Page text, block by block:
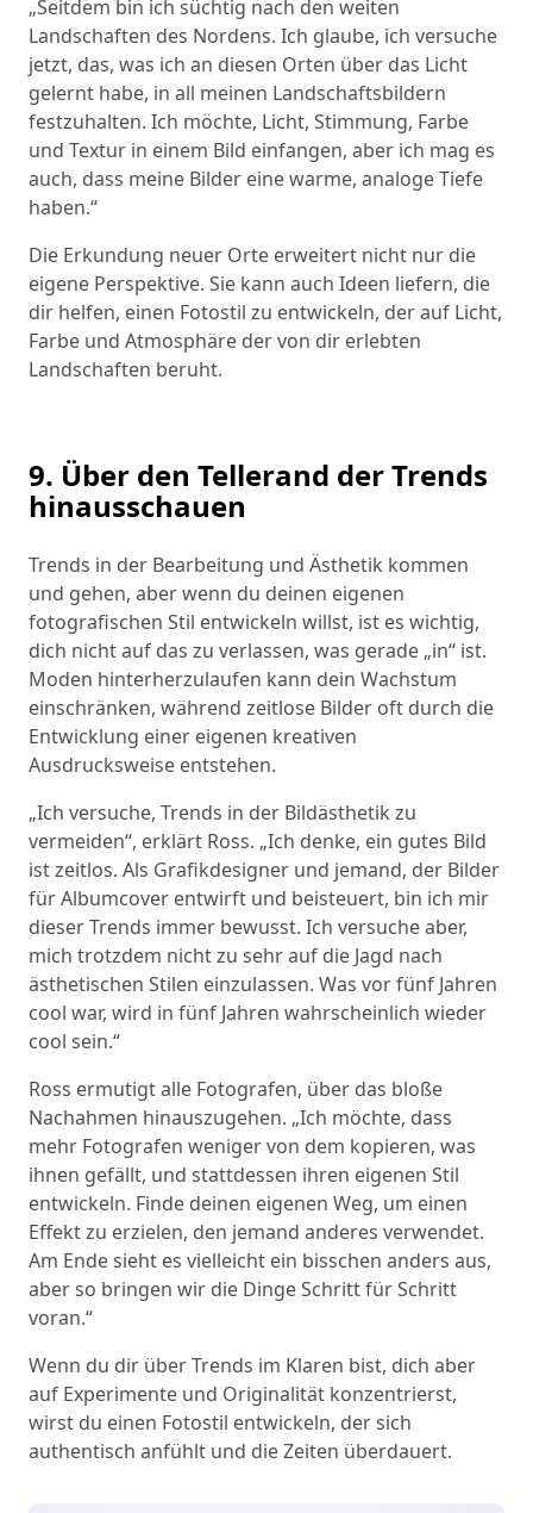
„Seitdem bin ich süchtig nach den weiten
Landschaften des Nordens. Ich glaube, ich versuche
jetzt, das, was ich an diesen Orten über das Licht
gelernt habe, in all meinen Landschaftsbildern
festzuhalten. Ich möchte, Licht, Stimmung, Farbe
und Textur in einem Bild einfangen, aber ich mag es
auch, dass meine Bilder eine warme, analoge Tiefe
haben.“
Die Erkundung neuer Orte erweitert nicht nur die
eigene Perspektive. Sie kann auch Ideen liefern, die
dir helfen, einen Fotostil zu entwickeln, der auf Licht,
Farbe und Atmosphäre der von dir erlebten
Landschaften beruht.
9. Über den Tellerand der Trends
hinausschauen
Trends in der Bearbeitung und Ästhetik kommen
und gehen, aber wenn du deinen eigenen
fotografischen Stil entwickeln willst, ist es wichtig,
dich nicht auf das zu verlassen, was gerade „in“ ist.
Moden hinterherzulaufen kann dein Wachstum
einschränken, während zeitlose Bilder oft durch die
Entwicklung einer eigenen kreativen
Ausdrucksweise entstehen.
„Ich versuche, Trends in der Bildästhetik zu
vermeiden“, erklärt Ross. „Ich denke, ein gutes Bild
ist zeitlos. Als Grafikdesigner und jemand, der Bilder
für Albumcover entwirft und beisteuert, bin ich mir
dieser Trends immer bewusst. Ich versuche aber,
mich trotzdem nicht zu sehr auf die Jagd nach
ästhetischen Stilen einzulassen. Was vor fünf Jahren
cool war, wird in fünf Jahren wahrscheinlich wieder
cool sein.“
Ross ermutigt alle Fotografen, über das bloße
Nachahmen hinauszugehen. „Ich möchte, dass
mehr Fotografen weniger von dem kopieren, was
ihnen gefällt, und stattdessen ihren eigenen Stil
entwickeln. Finde deinen eigenen Weg, um einen
Effekt zu erzielen, den jemand anderes verwendet.
Am Ende sieht es vielleicht ein bisschen anders aus,
aber so bringen wir die Dinge Schritt für Schritt
voran.“
Wenn du dir über Trends im Klaren bist, dich aber
auf Experimente und Originalität konzentrierst,
wirst du einen Fotostil entwickeln, der sich
authentisch anfühlt und die Zeiten überdauert.